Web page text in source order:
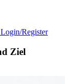
Login/Register
Ziel